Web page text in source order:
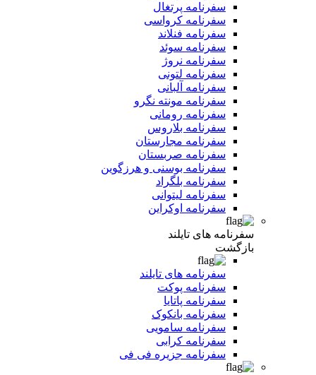
سفرنامه پرتغال
سفرنامه کرواسی
سفرنامه فنلاند
سفرنامه سوئد
سفرنامه نروژ
سفرنامه لتونی
سفرنامه آلبانی
سفرنامه مونته نگرو
سفرنامه رومانی
سفرنامه بلاروس
سفرنامه مجارستان
سفرنامه صربستان
سفرنامه بوسنی و هرزگوین
سفرنامه بلگراد
سفرنامه لیتوانی
سفرنامه اوکراین
سفرنامه های تایلند
بازگشت
سفرنامه های تایلند
سفرنامه پوکت
سفرنامه پاتایا
سفرنامه بانکوک
سفرنامه سامویی
سفرنامه کرابی
سفرنامه جزیره فی فی